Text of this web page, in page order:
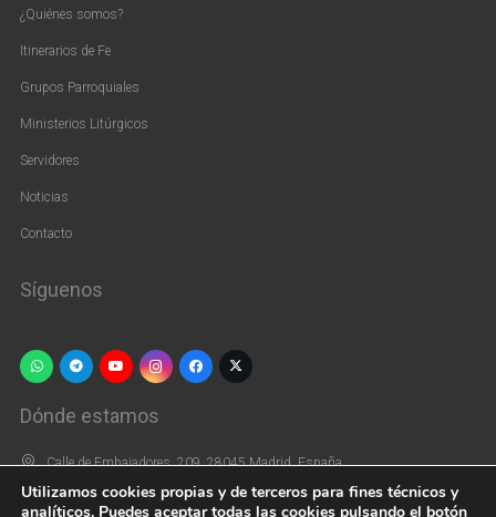
¿Quiénes somos?
Itinerarios de Fe
Grupos Parroquiales
Ministerios Litúrgicos
Servidores
Noticias
Contacto
Síguenos
Dónde estamos
Calle de Embajadores, 209, 28045 Madrid, España
+34 915 39 66 44
Utilizamos cookies propias y de terceros para fines técnicos y
analíticos. Puedes aceptar todas las cookies pulsando el botón